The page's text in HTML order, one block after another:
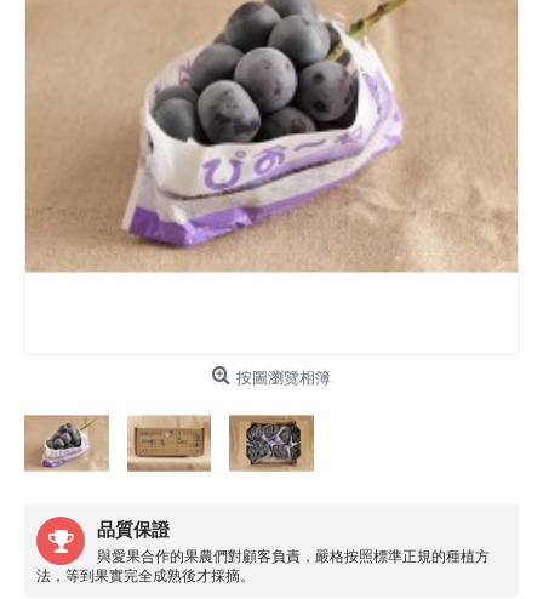
按圖瀏覽相簿
品質保證
與愛果合作的果農們對顧客負責，嚴格按照標準正規的種植方
法，等到果實完全成熟後才採摘。